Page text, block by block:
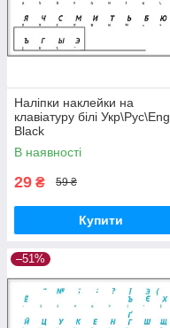
Наліпки наклейки на
клавіатуру білі Укр\Рус\Eng
Black
В наявності
29 ₴ 59 ₴
Купити
–51%